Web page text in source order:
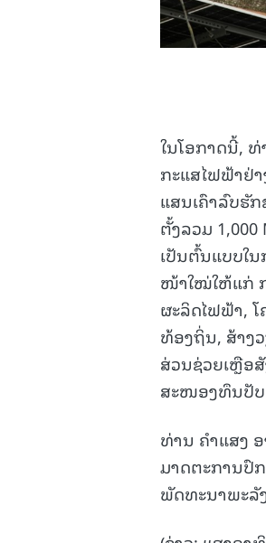
ໃນໂອກາດນີ້,
ກະແສໄຟຟ້າຢ່
ແສນເຄົາລົບຮັ
ຕັ້ງລວມ
ເປັນຕົ້ນແບບໃ
ໜ້າໃໝ່ໃຫ້ແກ່
ຜະລິດໄຟຟ້າ,
ທ້ອງຖິ່ນ, ສ້າງ
ສ່ວນຊ່ວຍເຫຼືອ
ສະໜອງທຶນປັບ
ທ່ານ ຄໍາແສງ
ມາດຕະການປົ
ພັດທະນາພະລັ